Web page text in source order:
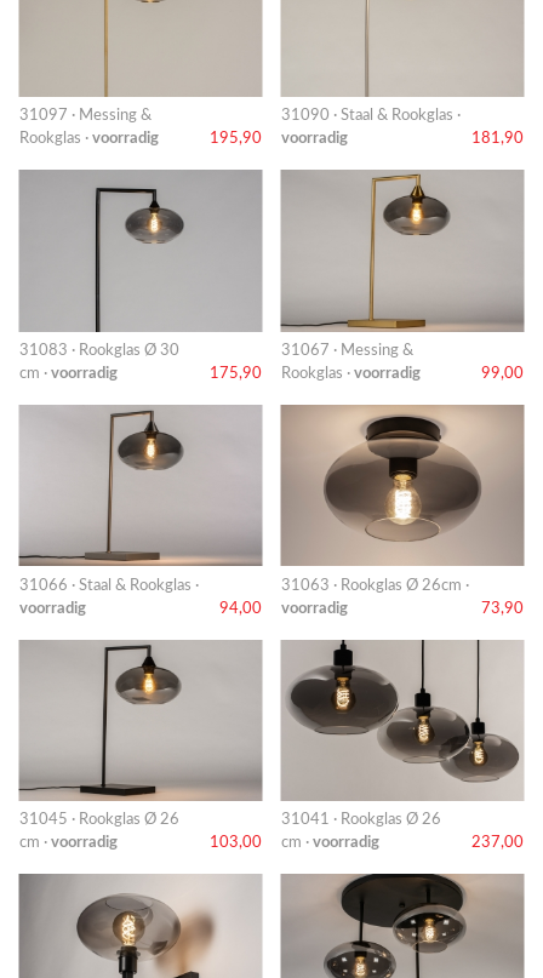
31097 · Messing &
Rookglas · voorradig 195,90
31090 · Staal & Rookglas ·
voorradig
181,90
31083 · Rookglas Ø 30
cm · voorradig 175,90
31067 · Messing &
Rookglas · voorradig 99,00
31066 · Staal & Rookglas ·
voorradig
94,00
31063 · Rookglas Ø 26cm ·
voorradig
73,90
31045 · Rookglas Ø 26
cm · voorradig 103,00
31041 · Rookglas Ø 26
cm · voorradig 237,00